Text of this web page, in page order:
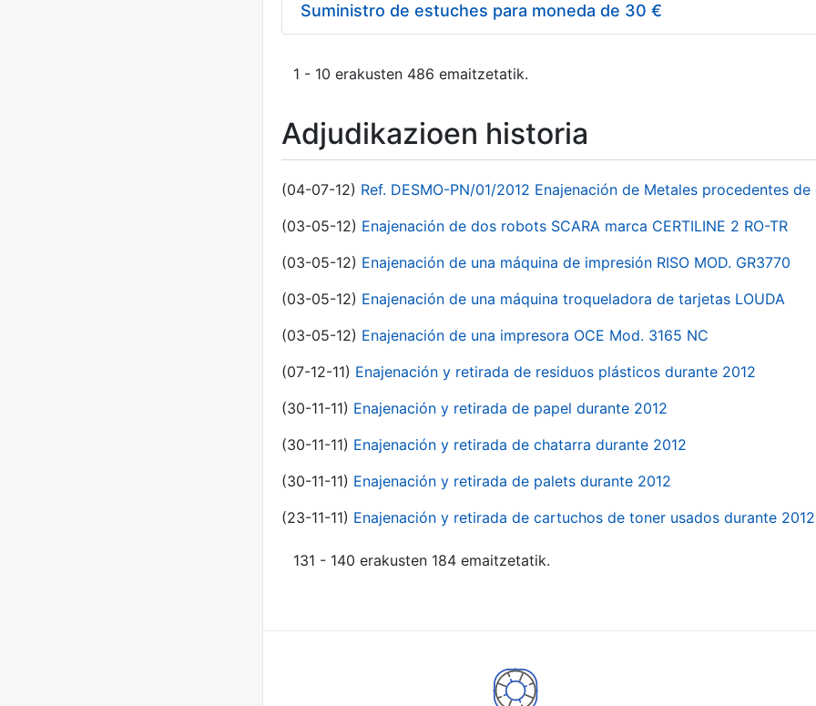
Suministro de estuches para moneda de 30 €
1 - 10 erakusten 486 emaitzetatik.
Adjudikazioen historia
(04-07-12) Ref. DESMO-PN/01/2012 Enajenación de Metales procedentes
(03-05-12) Enajenación de dos robots SCARA marca CERTILINE 2 RO-TR
(03-05-12) Enajenación de una máquina de impresión RISO MOD. GR3770
(03-05-12) Enajenación de una máquina troqueladora de tarjetas LOUDA
(03-05-12) Enajenación de una impresora OCE Mod. 3165 NC
(07-12-11) Enajenación y retirada de residuos plásticos durante 2012
(30-11-11) Enajenación y retirada de papel durante 2012
(30-11-11) Enajenación y retirada de chatarra durante 2012
(30-11-11) Enajenación y retirada de palets durante 2012
(23-11-11) Enajenación y retirada de cartuchos de toner usados durante 2012
131 - 140 erakusten 184 emaitzetatik.